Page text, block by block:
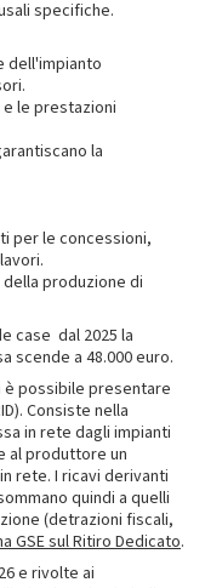
specifiche.
dell'impianto
le prestazioni
la
per le concessioni,
produzione di
case dal 2025 la
scende a 48.000 euro.​
è possibile presentare
Consiste nella
in rete dagli impianti
al produttore un
rete. I ricavi derivanti
quindi a quelli
(detrazioni fiscali,
GSE sul Ritiro Dedicato.
e rivolte ai